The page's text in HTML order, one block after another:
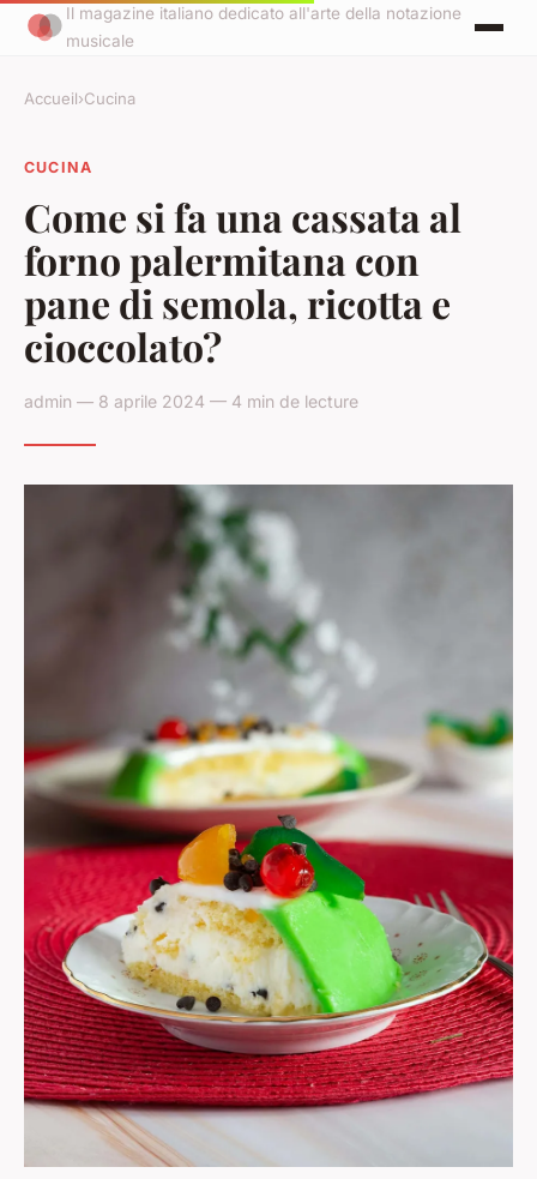
Il magazine italiano dedicato all'arte della notazione
musicale
Accueil›Cucina
CUCINA
Come si fa una cassata al
forno palermitana con
pane di semola, ricotta e
cioccolato?
admin — 8 aprile 2024 — 4 min de lecture